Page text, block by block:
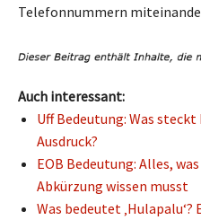
Telefonnummern
Auch interessant:
Uff Bedeutung: Was
Ausdruck?
EOB Bedeutung: Alles,
Abkürzung wissen musst
Was bedeutet